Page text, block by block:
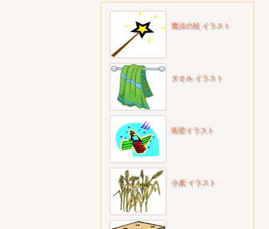
魔法の杖 イラスト
タオル イラスト
衛星イラスト
小麦 イラスト